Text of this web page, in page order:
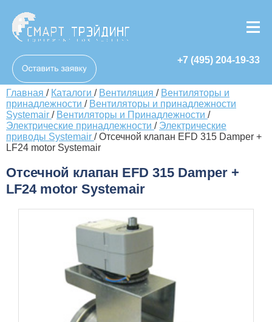
+7 (495) 204-19-33
Главная / Каталоги / Вентиляция / Вентиляторы и
принадлежности / Вентиляторы и принадлежности
Systemair / Вентиляторы и Принадлежности /
Электрические принадлежности / Электрические
приводы Systemair /Отсечной клапан EFD 315 Damper +
LF24 motor Systemair
Отсечной клапан EFD 315 Damper +
LF24 motor Systemair